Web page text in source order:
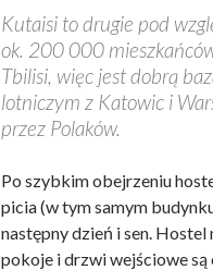
Kutaisi to drugie pod
ok. 200 000
Tbilisi, więc jest dobrą
lotniczym z Katowic i
przez Polaków.
Po szybkim obejrzeniu
picia (w tym samym
następny dzień i sen.
pokoje i drzwi wejściowe są